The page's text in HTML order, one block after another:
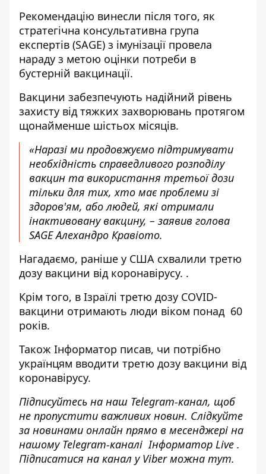
Рекомендацію винесли після того, як
стратегічна консультативна група
експертів (SAGE) з імунізації провела
нараду з метою оцінки потреби в
бустерній вакцинації.
Вакцини забезпечують надійний рівень
захисту від тяжких захворювань протягом
щонайменше шістьох місяців.
«Наразі ми продовжуємо підтримувати
необхідність справедливого розподілу
вакцин та використання третьої дози
тільки для тих, хто має проблеми зі
здоров'ям, або людей, які отримали
інактивовану вакцину, – заявив голова
SAGE Алехандро Кравіото.
Нагадаємо, раніше у США схвалили третю
дозу вакцини від коронавірусу. .
Крім того, в Ізраїлі третю дозу COVID-
вакцини отримають люди віком понад 60
років.
Також Інформатор писав, чи потрібно
українцям вводити третю дозу вакцини від
коронавірусу.
Підписуйтесь на наш Telegram-канал, щоб
не пропустити важливих новин. Слідкуйте
за новинами онлайн прямо в месенджері на
нашому Telegram-каналіІнформатор Live .
Підписатися на канал у Viber можна тут.